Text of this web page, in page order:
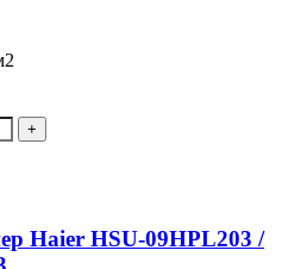
Haier HSU-09HPL203 /